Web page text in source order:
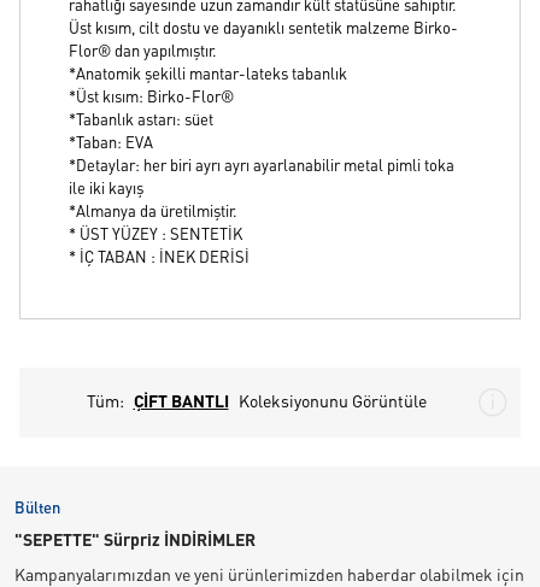
rahatlığı sayesinde uzun zamandır kült statüsüne sahiptir.
Üst kısım, cilt dostu ve dayanıklı sentetik malzeme Birko-
Flor® dan yapılmıştır.
*Anatomik şekilli mantar-lateks tabanlık
*Üst kısım: Birko-Flor®
*Tabanlık astarı: süet
*Taban: EVA
*Detaylar: her biri ayrı ayrı ayarlanabilir metal pimli toka
ile iki kayış
*Almanya da üretilmiştir.
* ÜST YÜZEY : SENTETİK
* İÇ TABAN : İNEK DERİSİ
Tüm: ÇİFT BANTLI Koleksiyonunu Görüntüle
Bülten
"SEPETTE" Sürpriz İNDİRİMLER
Kampanyalarımızdan ve yeni ürünlerimizden haberdar olabilmek için